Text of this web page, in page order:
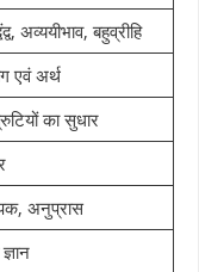
अव्ययीभाव, बहुव्रीहि
एवं अर्थ
का सुधार
अनुप्रास